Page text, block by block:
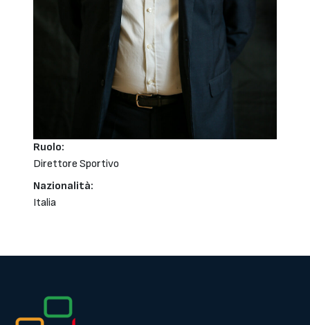
Ruolo:
Direttore Sportivo
Nazionalità:
Italia